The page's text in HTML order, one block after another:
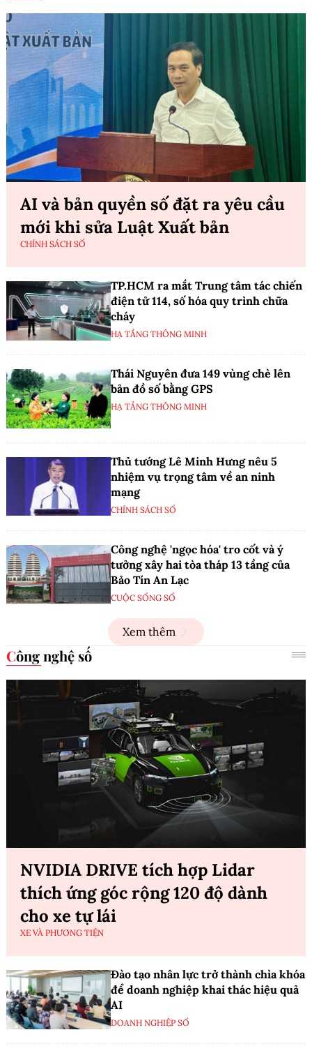
AI và bản quyền số đặt ra yêu cầu
mới khi sửa Luật Xuất bản
CHÍNH SÁCH SỐ
TP.HCM ra mắt Trung tâm tác chiến
điện tử 114, số hóa quy trình chữa
cháy
HẠ TẦNG THÔNG MINH
Thái Nguyên đưa 149 vùng chè lên
bản đồ số bằng GPS
HẠ TẦNG THÔNG MINH
Thủ tướng Lê Minh Hưng nêu 5
nhiệm vụ trọng tâm về an ninh
mạng
CHÍNH SÁCH SỐ
Công nghệ 'ngọc hóa' tro cốt và ý
tưởng xây hai tòa tháp 13 tầng của
Bảo Tín An Lạc
CUỘC SỐNG SỐ
Xem thêm
Công nghệ số
NVIDIA DRIVE tích hợp Lidar
thích ứng góc rộng 120 độ dành
cho xe tự lái
XE VÀ PHƯƠNG TIỆN
Đào tạo nhân lực trở thành chìa khóa
để doanh nghiệp khai thác hiệu quả
AI
DOANH NGHIỆP SỐ